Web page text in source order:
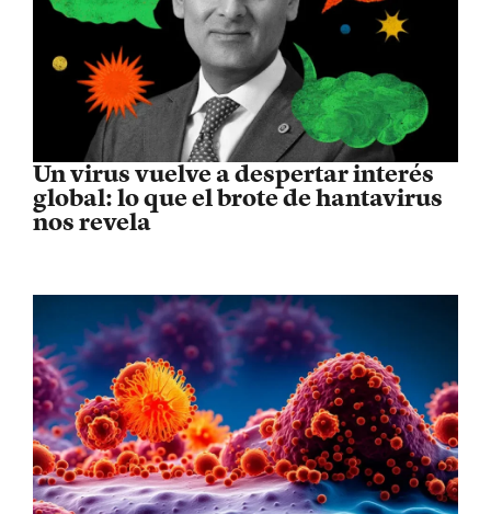
Un virus vuelve a despertar interés
global: lo que el brote de hantavirus
nos revela